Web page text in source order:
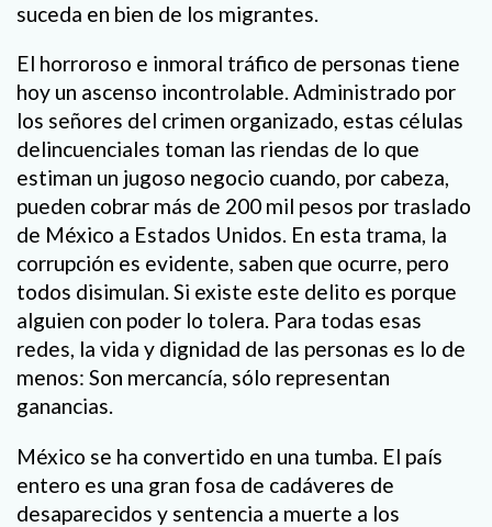
suceda en bien de los migrantes.
El horroroso e inmoral tráfico de personas tiene
hoy un ascenso incontrolable. Administrado por
los señores del crimen organizado, estas células
delincuenciales toman las riendas de lo que
estiman un jugoso negocio cuando, por cabeza,
pueden cobrar más de 200 mil pesos por traslado
de México a Estados Unidos. En esta trama, la
corrupción es evidente, saben que ocurre, pero
todos disimulan. Si existe este delito es porque
alguien con poder lo tolera. Para todas esas
redes, la vida y dignidad de las personas es lo de
menos: Son mercancía, sólo representan
ganancias.
México se ha convertido en una tumba. El país
entero es una gran fosa de cadáveres de
desaparecidos y sentencia a muerte a los